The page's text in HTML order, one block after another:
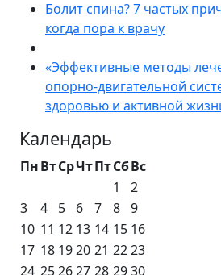
Болит спина? 7 частых
когда пора к врачу
«Эффективные методы
опорно-двигательной
здоровью и активной
Календарь
ПнВтСрЧтПтСбВс
1
2
3
4 5 6 7 8 9
10 11 12 13 14 15 16
17 18 1920 21 2223
24 25 26 27 28 2930